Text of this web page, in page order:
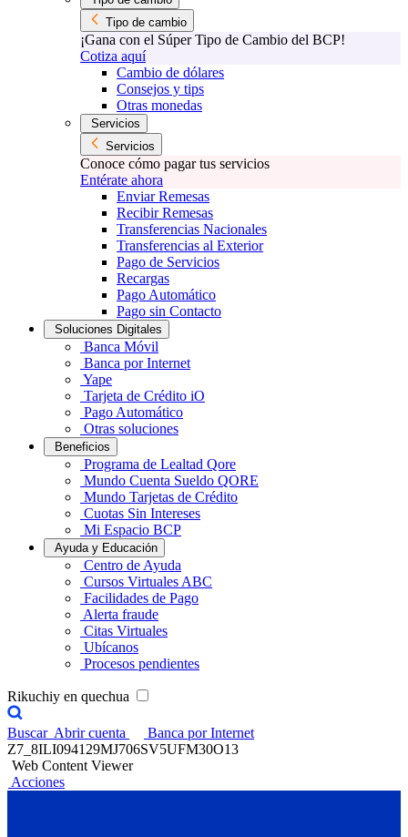
Tipo de cambio
¡Gana con el Súper Tipo de Cambio del BCP!
Cotiza aquí
Cambio de dólares
Consejos y tips
Otras monedas
Servicios
Servicios
Conoce cómo pagar tus servicios
Entérate ahora
Enviar Remesas
Recibir Remesas
Transferencias Nacionales
Transferencias al Exterior
Pago de Servicios
Recargas
Pago Automático
Pago sin Contacto
Soluciones Digitales
Banca Móvil
Banca por Internet
Yape
Tarjeta de Crédito iO
Pago Automático
Otras soluciones
Beneficios
Programa de Lealtad Qore
Mundo Cuenta Sueldo QORE
Mundo Tarjetas de Crédito
Cuotas Sin Intereses
Mi Espacio BCP
Ayuda y Educación
Centro de Ayuda
Cursos Virtuales ABC
Facilidades de Pago
Alerta fraude
Citas Virtuales
Ubícanos
Procesos pendientes
Rikuchiy en quechua
Buscar Abrir cuenta
Banca por Internet
Z7_8ILI094129MJ706SV5UFM30O13
Web Content Viewer
Acciones